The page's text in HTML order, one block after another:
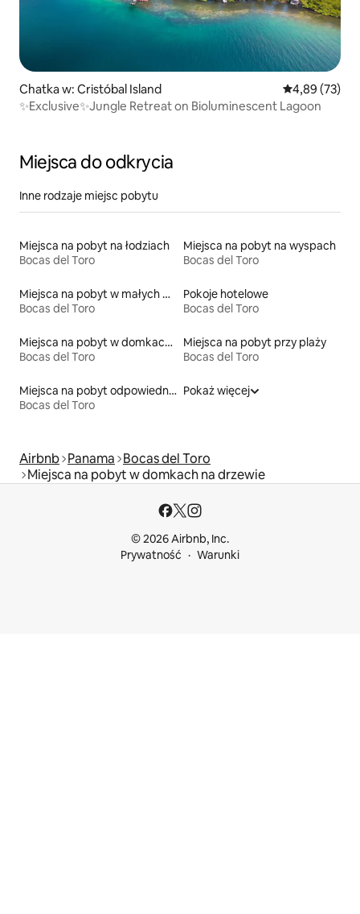
Chatka w: Cristóbal Island Średnia
4,89 (73)
✨Exclusive✨Jungle Retreat on Bioluminescent Lagoon
Miejsca do odkrycia
Inne rodzaje miejsc pobytu
Miejsca na pobyt na łodziach
Bocas del Toro
Miejsca na pobyt na wyspach
Bocas del Toro
Miejsca na pobyt w małych domkach
Bocas del Toro
Pokoje hotelowe
Bocas del Toro
Miejsca na pobyt w domkach ekologicznych na łonie przyrody
Bocas del Toro
Miejsca na pobyt przy plaży
Bocas del Toro
Miejsca na pobyt odpowiednie dla rodzin
Bocas del Toro
Pokaż więcej
Airbnb Panama Bocas del Toro
Miejsca na pobyt w domkach na drzewie
© 2026 Airbnb, Inc.
Prywatność
Warunki